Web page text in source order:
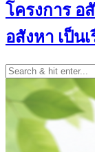
โครงการ อ
อสังหา เป็น